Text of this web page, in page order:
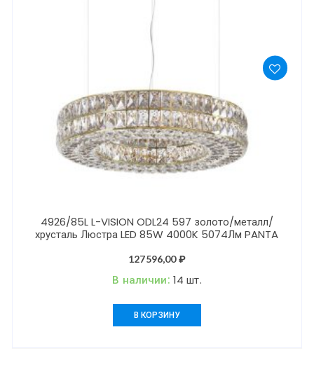
4926/85L L-VISION ODL24 597 золото/металл/
хрусталь Люстра LED 85W 4000K 5074Лм PANTA
127596,00₽
В наличии: 14 шт.
В КОРЗИНУ